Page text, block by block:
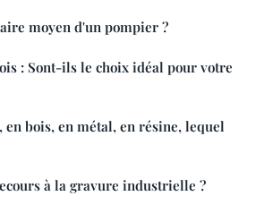
moyen d'un pompier ?
: Sont-ils le choix idéal pour votre
bois, en métal, en résine, lequel
à la gravure industrielle ?